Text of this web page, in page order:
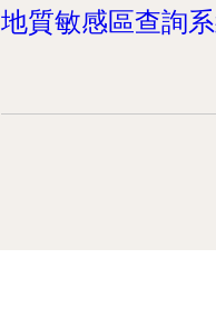
地質敏感區查詢